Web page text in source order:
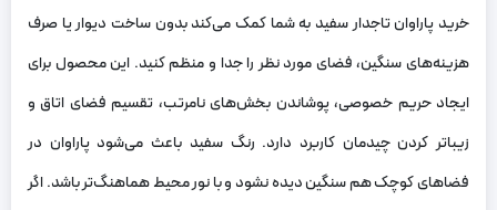
خرید پاراوان تاجدار سفید به شما کمک می‌کند بدون ساخت دیوار یا صرف
هزینه‌های سنگین، فضای مورد نظر را جدا و منظم کنید. این محصول برای
ایجاد حریم خصوصی، پوشاندن بخش‌های نامرتب، تقسیم فضای اتاق و
زیباتر کردن چیدمان کاربرد دارد. رنگ سفید باعث می‌شود پاراوان در
فضاهای کوچک هم سنگین دیده نشود و با نور محیط هماهنگ‌تر باشد. اگر